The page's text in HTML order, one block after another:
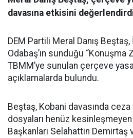
davasına etkisini
DEM Partili Meral Danış Beştaş,
Odabaş’ın sunduğu “Konuşma
TBMM’ye sunulan çerçeve
açıklamalarda bulundu.
Beştaş, Kobani davasında
dosyaları henüz kesinleşmeyen
Başkanları Selahattin Demirtaş